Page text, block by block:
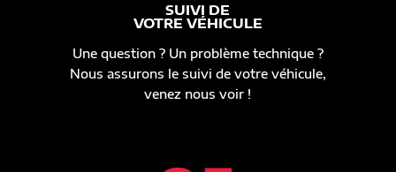
SUIVI DE
VOTRE VÉHICULE
Une question ? Un problème technique ?
Nous assurons le suivi de votre véhicule,
venez nous voir !